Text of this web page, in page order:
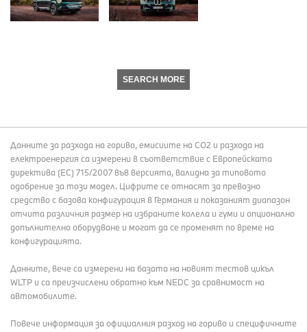
SEARCH MORE
Данните за разхода на гориво, емисиите на СО2 и разхода на
електроенергия са измерени в съответствие с Европейската
директива (EC) 715/2007 във версията, валидна за типовото
одобрение за този модел. Цифрите се отнасят за превозно
средство с базова конфигурация в Германия и показаният диапазон
отчита различния размер на избраните колела и гуми и опционално
допълнително оборудване и могат да се променят по време на
конфигурацията.
Данните, вече са измерени на базата на новият тестов цикъл
WLTP и са преизчислени обратно към NEDC за сравнимост на
автомобилите.
Повече информация за официалния разход на гориво и специфичните